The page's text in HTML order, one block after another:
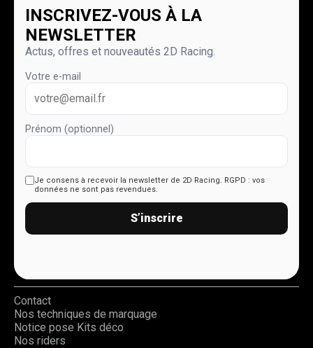
INSCRIVEZ-VOUS À LA
NEWSLETTER
Actus, offres et nouveautés 2D Racing.
Votre e-mail
Prénom (optionnel)
Je consens à recevoir la newsletter de 2D Racing. RGPD : vos
données ne sont pas revendues.
S’inscrire
Contact
Nos techniques de marquage
Notice pose Kits déco
Nos riders